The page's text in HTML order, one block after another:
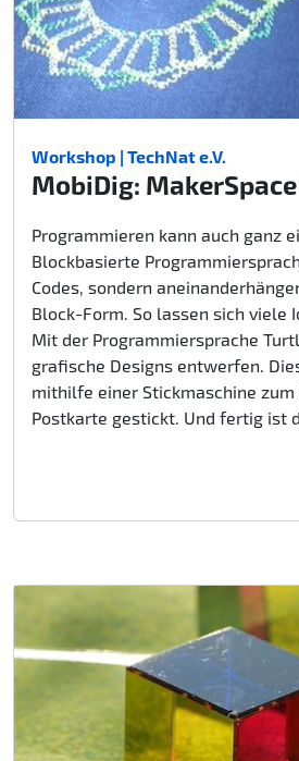
Workshop | TechNat e.V.
MobiDig:
Programmieren kann auch ganz
Blockbasierte
Codes, sondern
Block-Form. So lassen sich viele
Mit der Programmiersprache
grafische Designs entwerfen.
mithilfe einer Stickmaschine
Postkarte gestickt. Und fertig ist